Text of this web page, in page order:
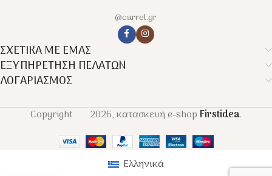
@carrel.gr
ΣΧΕΤΙΚΑ ΜΕ ΕΜΑΣ
ΕΞΥΠΗΡΕΤΗΣΗ ΠΕΛΑΤΩΝ
ΛΟΓΑΡΙΑΣΜΟΣ
Copyright 2026, κατασκευή e-shopFirstidea.
Ελληνικά